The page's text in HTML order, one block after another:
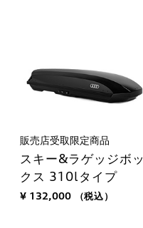
販売店受取限定商品
スキー&ラゲッジボッ
クス 310lタイプ
¥ 132,000 （税込）